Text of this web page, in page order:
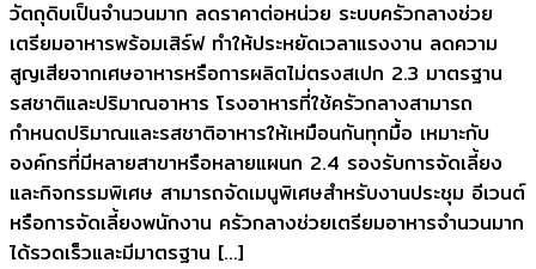
วัตถุดิบเป็นจำนวนมาก ลดราคาต่อหน่วย ระบบครัวกลางช่วย
เตรียมอาหารพร้อมเสิร์ฟ ทำให้ประหยัดเวลาแรงงาน ลดความ
สูญเสียจากเศษอาหารหรือการผลิตไม่ตรงสเปก 2.3 มาตรฐาน
รสชาติและปริมาณอาหาร โรงอาหารที่ใช้ครัวกลางสามารถ
กำหนดปริมาณและรสชาติอาหารให้เหมือนกันทุกมื้อ เหมาะกับ
องค์กรที่มีหลายสาขาหรือหลายแผนก 2.4 รองรับการจัดเลี้ยง
และกิจกรรมพิเศษ สามารถจัดเมนูพิเศษสำหรับงานประชุม อีเวนต์
หรือการจัดเลี้ยงพนักงาน ครัวกลางช่วยเตรียมอาหารจำนวนมาก
ได้รวดเร็วและมีมาตรฐาน […]